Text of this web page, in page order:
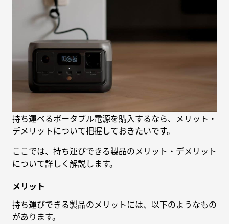
持ち運べるポータブル電源を購入するなら、メリット・
デメリットについて把握しておきたいです。
ここでは、持ち運びできる製品のメリット・デメリット
について詳しく解説します。
メリット
持ち運びできる製品のメリットには、以下のようなもの
があります。